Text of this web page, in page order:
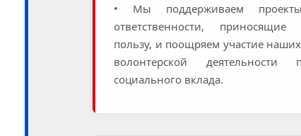
• Мы поддерживаем
ответственности, приносящие
пользу, и поощряем участие
волонтерской
социального вклада.